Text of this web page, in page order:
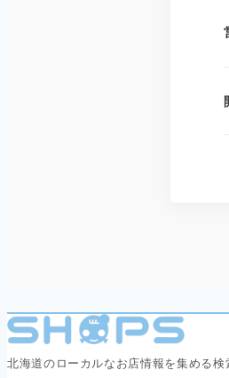
北海道のローカルなお店情報を集める検